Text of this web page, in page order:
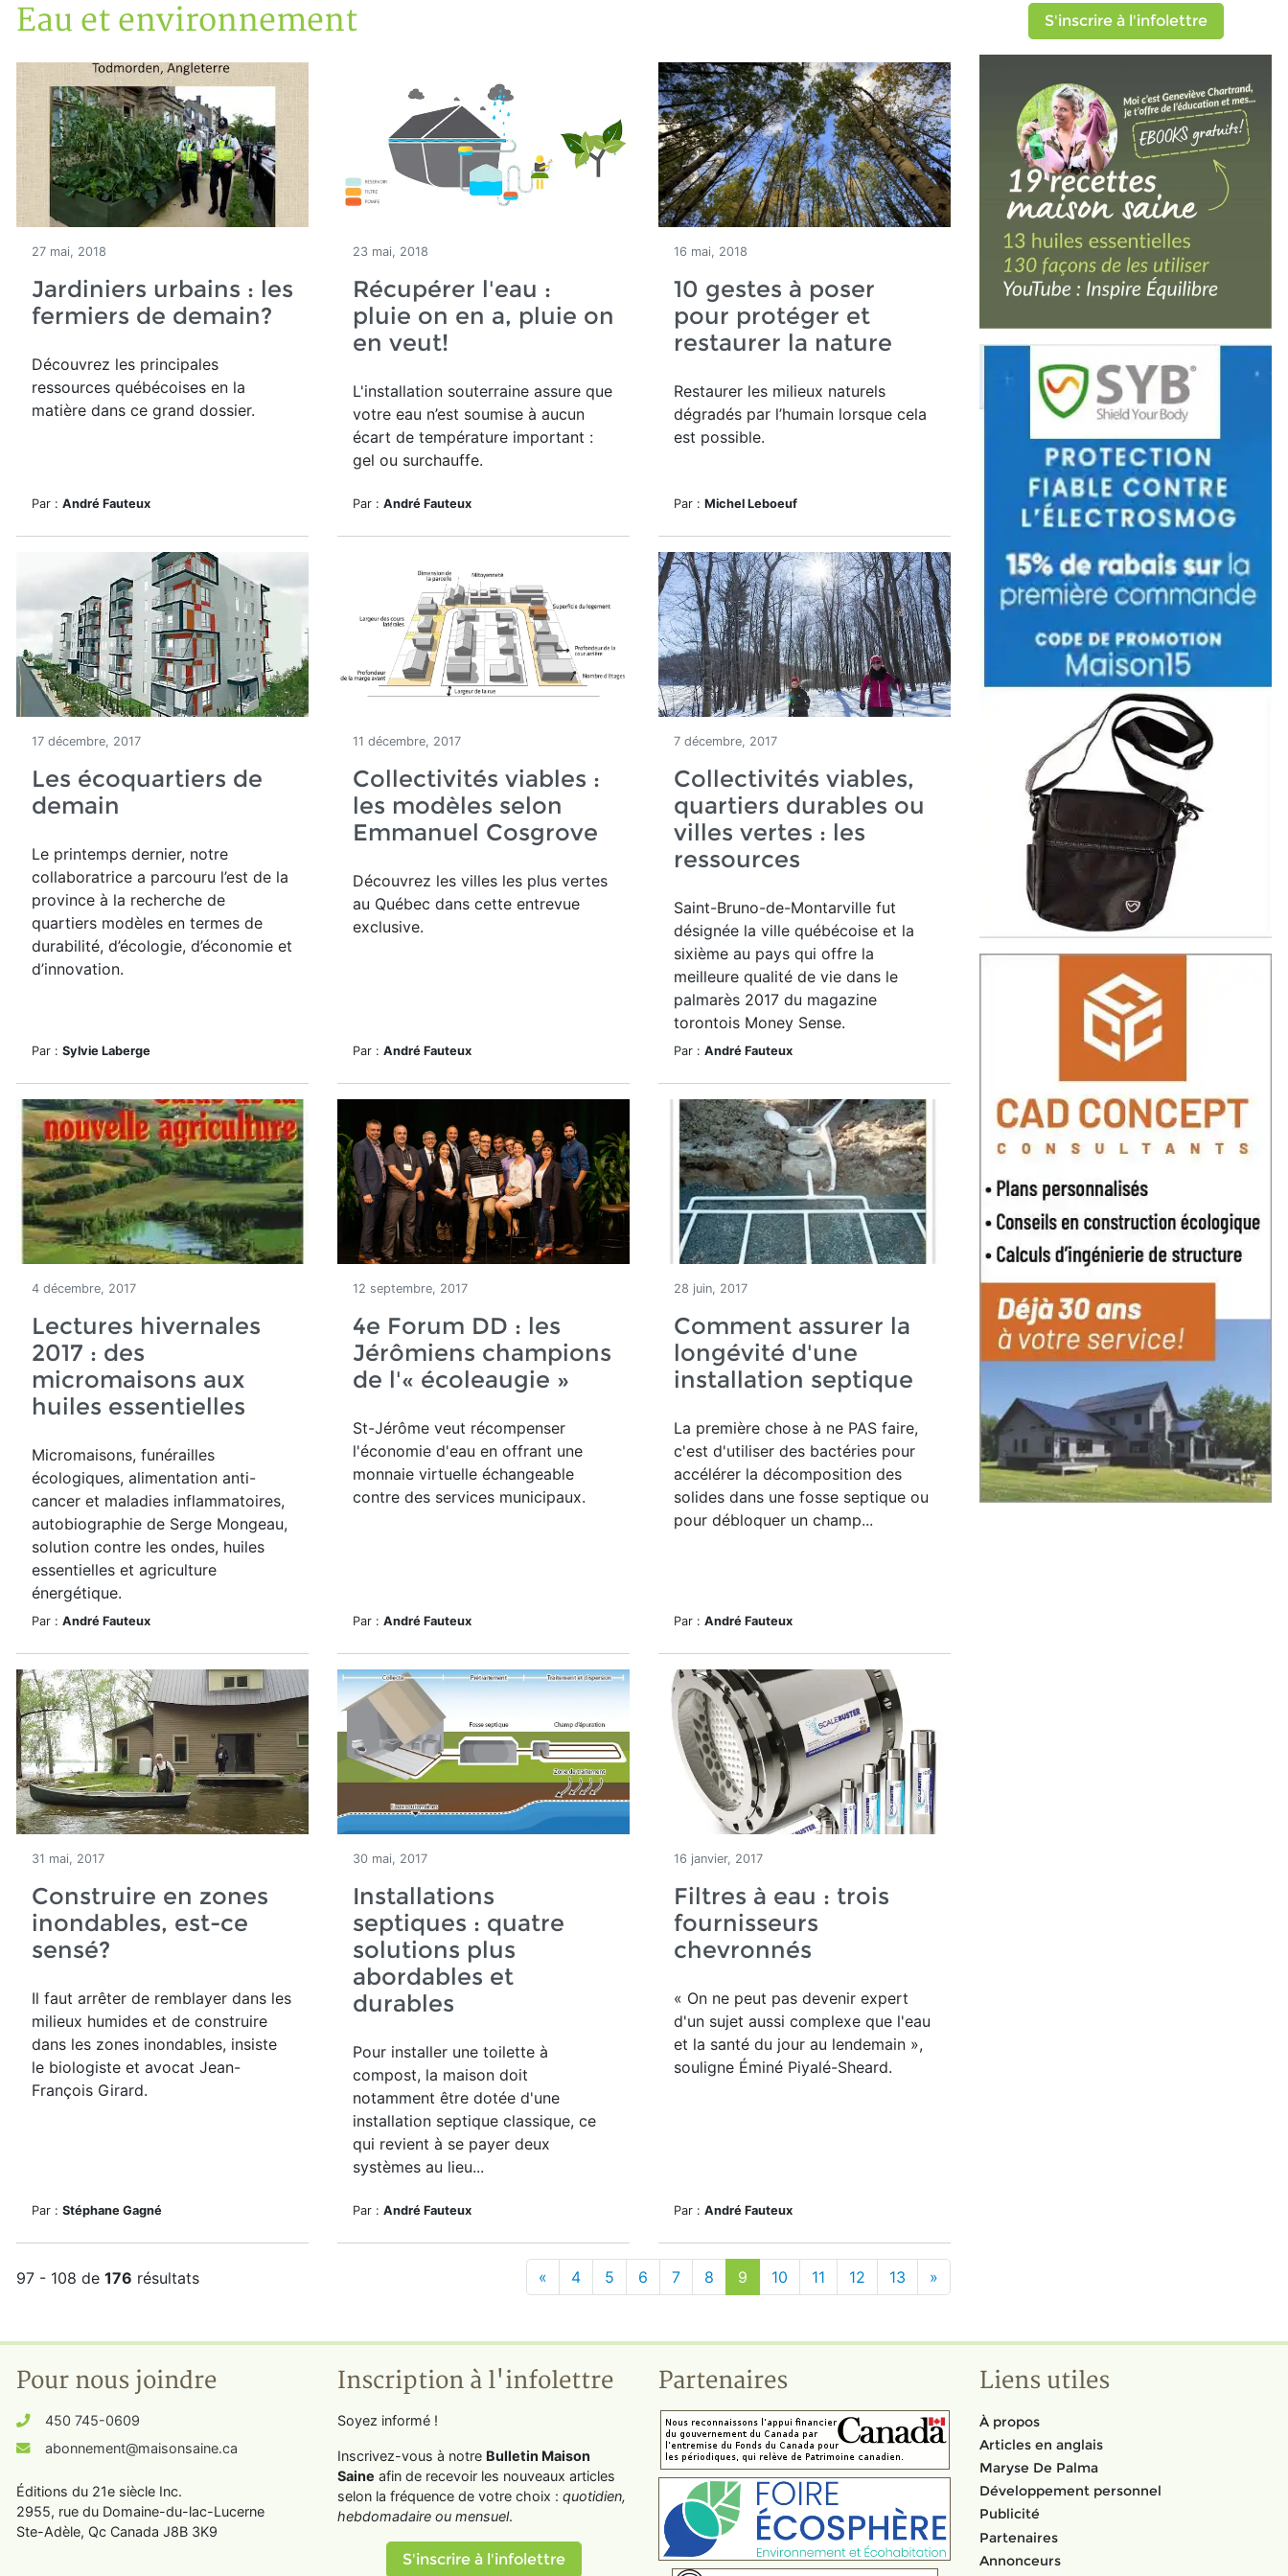
Accueil
Articles
Eau et environnement
Eau et environnement
27 mai, 2018
Jardiniers urbains : les
fermiers de demain?
Découvrez les principales
ressources québécoises en la
matière dans ce grand dossier.
Par : André Fauteux
23 mai, 2018
Récupérer l'eau :
pluie on en a, pluie on
en veut!
L'installation souterraine assure que
votre eau n’est soumise à aucun
écart de température important :
gel ou surchauffe.
Par : André Fauteux
16 mai, 2018
10 gestes à poser
pour protéger et
restaurer la nature
Restaurer les milieux naturels
dégradés par l’humain lorsque cela
est possible.
Par : Michel Leboeuf
17 décembre, 2017
Les écoquartiers de
demain
Le printemps dernier, notre
collaboratrice a parcouru l’est de la
province à la recherche de
quartiers modèles en termes de
durabilité, d’écologie, d’économie et
d’innovation.
Par : Sylvie Laberge
11 décembre, 2017
Collectivités viables :
les modèles selon
Emmanuel Cosgrove
Découvrez les villes les plus vertes
au Québec dans cette entrevue
exclusive.
Par : André Fauteux
7 décembre, 2017
Collectivités viables,
quartiers durables ou
villes vertes : les
ressources
Saint-Bruno-de-Montarville fut
désignée la ville québécoise et la
sixième au pays qui offre la
meilleure qualité de vie dans le
palmarès 2017 du magazine
torontois Money Sense.
Par : André Fauteux
4 décembre, 2017
Lectures hivernales
2017 : des
micromaisons aux
huiles essentielles
Micromaisons, funérailles
écologiques, alimentation anti-
cancer et maladies inflammatoires,
autobiographie de Serge Mongeau,
solution contre les ondes, huiles
essentielles et agriculture
énergétique.
Par : André Fauteux
12 septembre, 2017
4e Forum DD : les
Jérômiens champions
de l'« écoleaugie »
St-Jérôme veut récompenser
l'économie d'eau en offrant une
monnaie virtuelle échangeable
contre des services municipaux.
Par : André Fauteux
28 juin, 2017
Comment assurer la
longévité d'une
installation septique
La première chose à ne PAS faire,
c'est d'utiliser des bactéries pour
accélérer la décomposition des
solides dans une fosse septique ou
pour débloquer un champ...
Par : André Fauteux
31 mai, 2017
Construire en zones
inondables, est-ce
sensé?
Il faut arrêter de remblayer dans les
milieux humides et de construire
dans les zones inondables, insiste
le biologiste et avocat Jean-
François Girard.
Par : Stéphane Gagné
30 mai, 2017
Installations
septiques : quatre
solutions plus
abordables et
durables
Pour installer une toilette à
compost, la maison doit
notamment être dotée d'une
installation septique classique, ce
qui revient à se payer deux
systèmes au lieu...
Par : André Fauteux
16 janvier, 2017
Filtres à eau : trois
fournisseurs
chevronnés
« On ne peut pas devenir expert
d'un sujet aussi complexe que l'eau
et la santé du jour au lendemain »,
souligne Éminé Piyalé-Sheard.
Par : André Fauteux
97 - 108 de 176 résultats « 4 5 6 7 8 9 10 11 12 13 »
S'inscrire à l'infolettre
Pour nous joindre
450 745-0609
abonnement@maisonsaine.ca
Éditions du 21e siècle Inc.
2955, rue du Domaine-du-lac-Lucerne
Ste-Adèle, Qc Canada J8B 3K9
Inscription à l'infolettre
Soyez informé !
Inscrivez-vous à notre Bulletin Maison
Saine afin de recevoir les nouveaux articles
selon la fréquence de votre choix : quotidien,
hebdomadaire ou mensuel.
S'inscrire à l'infolettre
Partenaires Liens utiles
À propos
Articles en anglais
Maryse De Palma
Développement personnel
Publicité
Partenaires
Annonceurs